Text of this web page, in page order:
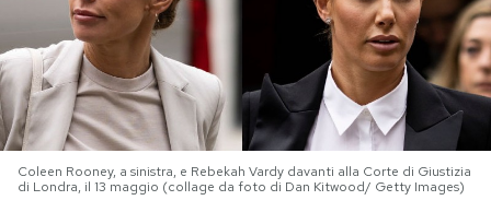
PODCAST
NEWSLETTER
I MIEI PREFERITI
Coleen Rooney, a sinistra, e Rebekah Vardy davanti alla Corte di Giustizia
di Londra, il 13 maggio (collage da foto di Dan Kitwood/ Getty Images)